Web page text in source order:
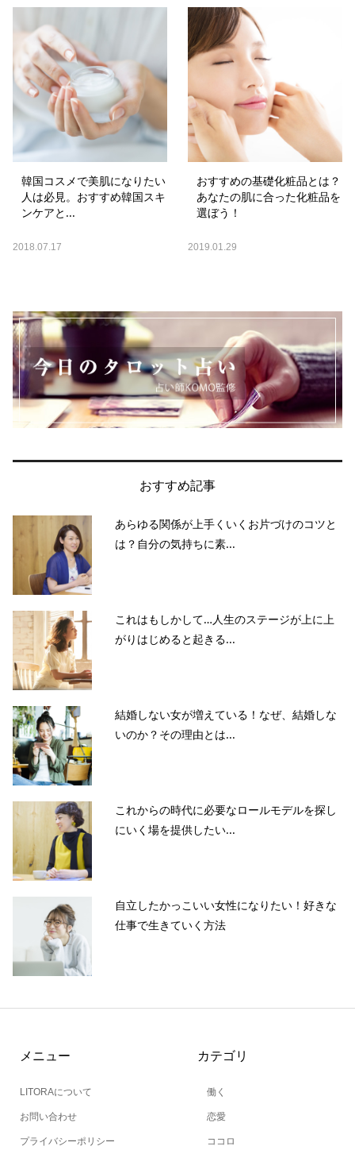
韓国コスメで美肌になりたい
人は必見。おすすめ韓国スキ
ンケアと...
2018.07.17
おすすめの基礎化粧品とは？
あなたの肌に合った化粧品を
選ぼう！
2019.01.29
おすすめ記事
あらゆる関係が上手くいくお片づけのコツと
は？自分の気持ちに素...
これはもしかして…人生のステージが上に上
がりはじめると起きる...
結婚しない女が増えている！なぜ、結婚しな
いのか？その理由とは...
これからの時代に必要なロールモデルを探し
にいく場を提供したい...
自立したかっこいい女性になりたい！好きな
仕事で生きていく方法
メニュー
LITORAについて
お問い合わせ
プライバシーポリシー
カテゴリ
働く
恋愛
ココロ